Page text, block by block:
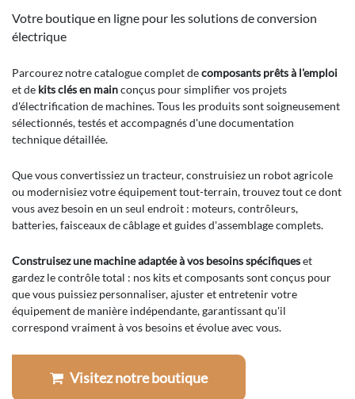
Votre boutique en ligne pour les solutions de conversion
électrique
Parcourez notre catalogue complet decomposants prêts à l'emploi
et de kits clés en mainconçus pour simplifier vos projets
d'électrification de machines. Tous les produits sont soigneusement
sélectionnés, testés et accompagnés d'une documentation
technique détaillée.
Que vous convertissiez un tracteur, construisiez un robot agricole
ou modernisiez votre équipement tout-terrain, trouvez tout ce dont
vous avez besoin en un seul endroit : moteurs, contrôleurs,
batteries, faisceaux de câblage et guides d'assemblage complets.
Construisez une machine adaptée à vos besoins spécifiqueset
gardez le contrôle total : nos kits et composants sont conçus pour
que vous puissiez personnaliser, ajuster et entretenir votre
équipement de manière indépendante, garantissant qu'il
correspond vraiment à vos besoins et évolue avec vous.
Visitez notre boutique